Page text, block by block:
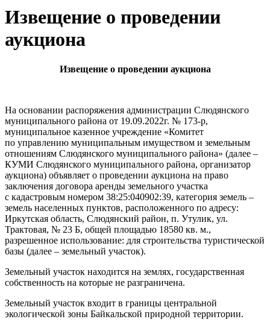
Извещение о проведении
аукциона
Извещение о проведении аукциона
На основании распоряжения администрации Слюдянского
муниципального района от 19.09.2022г. № 173-р,
муниципальное казенное учреждение «Комитет
по управлению муниципальным имуществом и земельным
отношениям Слюдянского муниципального района» (далее –
КУМИ Слюдянского муниципального района, организатор
аукциона) объявляет о проведении аукциона на право
заключения договора аренды земельного участка
с кадастровым номером 38:25:040902:39, категория земель –
земель населенных пунктов, расположенного по адресу:
Иркутская область, Слюдянский район, п. Утулик, ул.
Трактовая, № 23 Б, общей площадью 18580 кв. м.,
разрешенное использование: для строительства туристической
базы (далее – земельный участок).
Земельный участок находится на землях, государственная
собственность на которые не разграничена.
Земельный участок входит в границы центральной
экологической зоны Байкальской природной территории.